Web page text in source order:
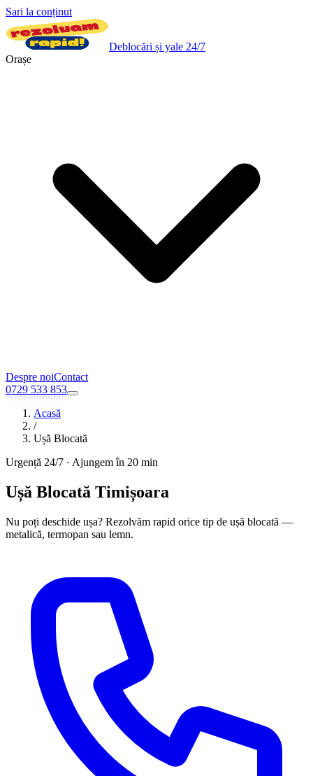
Sari la conținut
Deblocări și yale 24/7
Orașe
Despre noiContact
0729 533 853
Acasă
/
Ușă Blocată
Urgență 24/7 · Ajungem în 20 min
Ușă Blocată Timișoara
Nu poți deschide ușa? Rezolvăm rapid orice tip de ușă blocată —
metalică, termopan sau lemn.